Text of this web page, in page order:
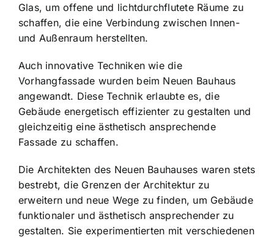
Glas, um offene und lichtdurchflutete Räume zu
schaffen, die eine Verbindung zwischen Innen-
und Außenraum herstellten.
Auch innovative Techniken wie die
Vorhangfassade wurden beim Neuen Bauhaus
angewandt. Diese Technik erlaubte es, die
Gebäude energetisch effizienter zu gestalten und
gleichzeitig eine ästhetisch ansprechende
Fassade zu schaffen.
Die Architekten des Neuen Bauhauses waren stets
bestrebt, die Grenzen der Architektur zu
erweitern und neue Wege zu finden, um Gebäude
funktionaler und ästhetisch ansprechender zu
gestalten. Sie experimentierten mit verschiedenen